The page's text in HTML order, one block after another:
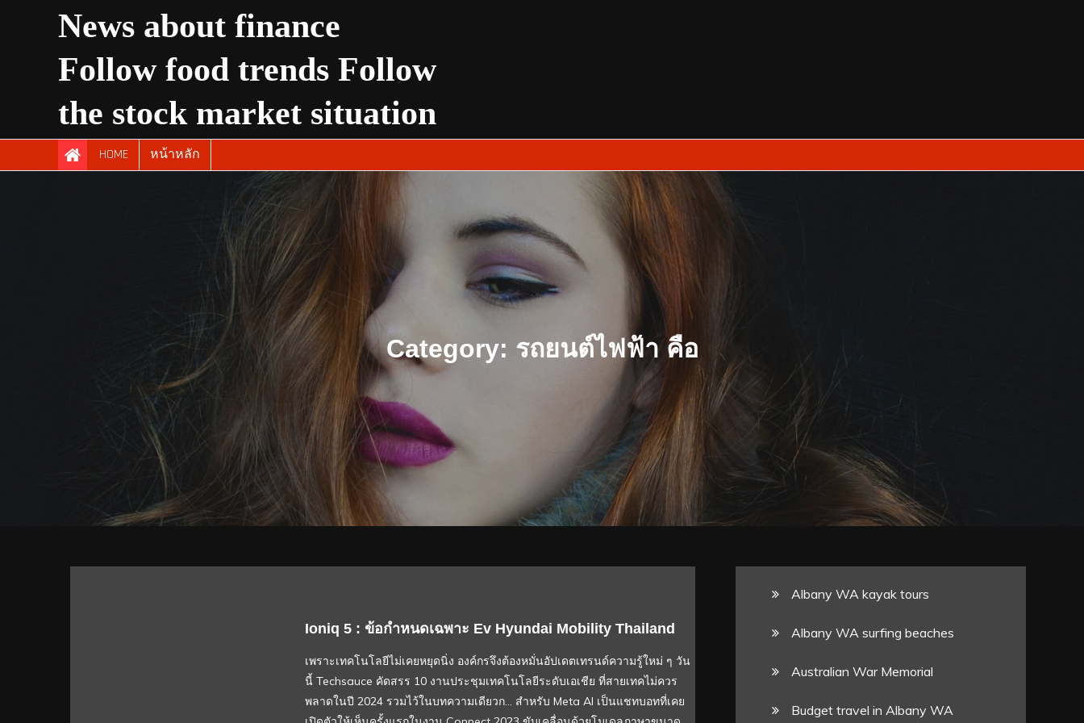
News about finance
Follow food trends Follow
the stock market situation
HOME หน้าหลัก
Category: รถยนต์ไฟฟ้า คือ
Ioniq 5 : ข้อกำหนดเฉพาะ Ev Hyundai Mobility Thailand
เพราะเทคโนโลยีไม่เคยหยุดนิ่ง องค์กรจึงต้องหมั่นอัปเดตเทรนด์ความรู้ใหม่ ๆ วัน
นี้ Techsauce คัดสรร 10 งานประชุมเทคโนโลยีระดับเอเชีย ที่สายเทคไม่ควร
พลาดในปี 2024 รวมไว้ในบทความเดียวก… สำหรับ Meta AI เป็นแชทบอทที่เคย
Albany WA kayak tours
Albany WA surfing beaches
Australian War Memorial
Budget travel in Albany WA